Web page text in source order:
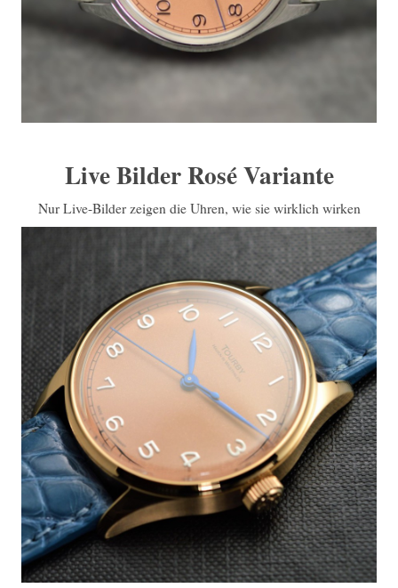
Live Bilder Rosé Variante
Nur Live-Bilder zeigen die Uhren, wie sie wirklich wirken